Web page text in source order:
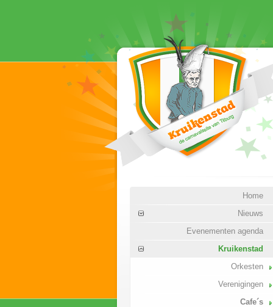
Home
Nieuws
Evenementen agenda
Kruikenstad
Orkesten
Verenigingen
Cafe´s